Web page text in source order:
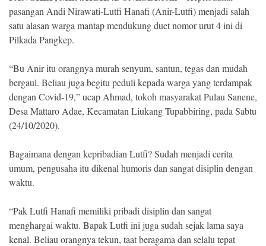
2026
Indonesia
.
All
Right
pasangan Andi Nirawati-Lutfi Hanafi (Anir-Lutfi) menjadi salah
satu alasan warga mantap mendukung duet nomor urut 4 ini di
Pilkada Pangkep.
“Bu Anir itu orangnya murah senyum, santun, tegas dan mudah
bergaul. Beliau juga begitu peduli kepada warga yang terdampak
dengan Covid-19,” ucap Ahmad, tokoh masyarakat Pulau Sanene,
Desa Mattaro Adae, Kecamatan Liukang Tupabbiring, pada Sabtu
(24/10/2020).
Bagaimana dengan kepribadian Lutfi? Sudah menjadi cerita
umum, pengusaha itu dikenal humoris dan sangat disiplin dengan
waktu.
“Pak Lutfi Hanafi memiliki pribadi disiplin dan sangat
menghargai waktu. Bapak Lutfi ini juga sudah sejak lama saya
kenal. Beliau orangnya tekun, taat beragama dan selalu tepat